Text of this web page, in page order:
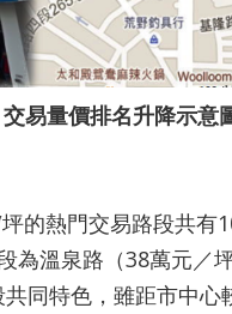
易量價排名升降示意
熱門交易路段共有
為溫泉路（38萬元／
同特色，雖距市中心